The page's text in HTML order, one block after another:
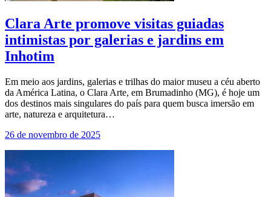
Clara Arte promove visitas guiadas
intimistas por galerias e jardins em
Inhotim
Em meio aos jardins, galerias e trilhas do maior museu a céu aberto
da América Latina, o Clara Arte, em Brumadinho (MG), é hoje um
dos destinos mais singulares do país para quem busca imersão em
arte, natureza e arquitetura…
26 de novembro de 2025